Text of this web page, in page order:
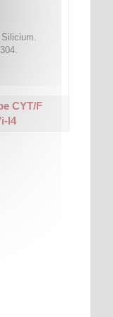
Silicium.
CYT/F
I4